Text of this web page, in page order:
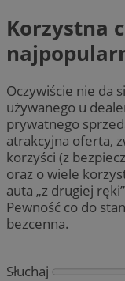
Korzystna
Oczywiście nie da
używanego u
prywatnego
atrakcyjna oferta,
korzyści (z
oraz o wiele
auta „z drugiej
Pewność co do
bezcenna.
Słuchaj